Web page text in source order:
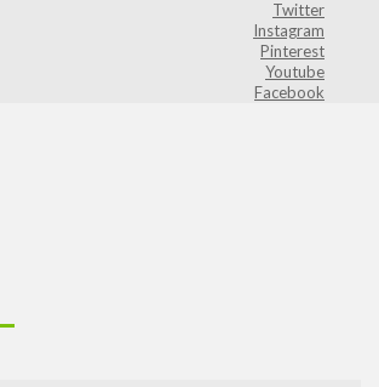
Twitter
Instagram
Pinterest
Youtube
Facebook